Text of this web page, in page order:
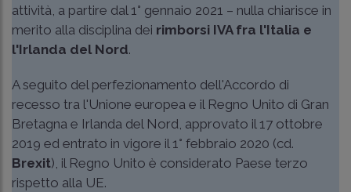
attività, a partire dal 1° gennaio 2021 – nulla chiarisce in
merito alla disciplina dei rimborsi IVA fra l'Italia e
l'Irlanda del Nord.
A seguito del perfezionamento dell'Accordo di
recesso tra l'Unione europea e il Regno Unito di Gran
Bretagna e Irlanda del Nord, approvato il 17 ottobre
2019 ed entrato in vigore il 1° febbraio 2020 (cd.
Brexit), il Regno Unito è considerato Paese terzo
rispetto alla UE.